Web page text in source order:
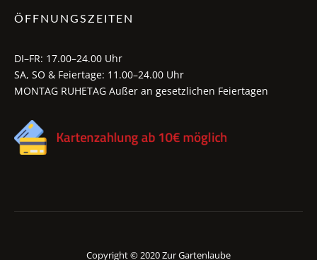
ÖFFNUNGSZEITEN
DI–FR: 17.00–24.00 Uhr
SA, SO & Feiertage: 11.00–24.00 Uhr
MONTAG RUHETAG Außer an gesetzlichen Feiertagen
Copyright © 2020 Zur Gartenlaube